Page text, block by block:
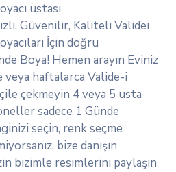
ustası
Güvenilir, Kaliteli Validei
İçin doğru
Boya! Hemen arayın Eviniz
haftalarca Valide-i
çekmeyin 4 veya 5 usta
sadece 1 Günde
seçin, renk seçme
bize danışın
bizimle resimlerini paylaşın